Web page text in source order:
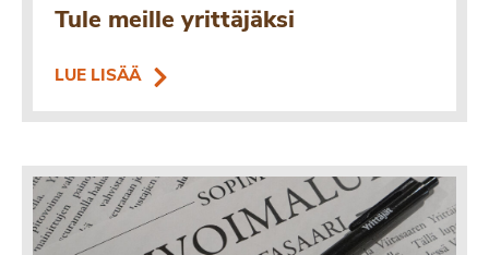
Tule meille yrittäjäksi
LUE LISÄÄ